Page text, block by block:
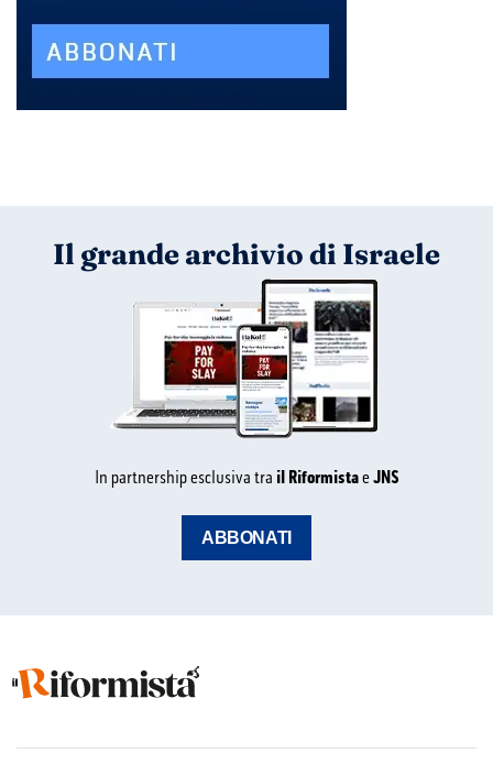
Il grande archivio di Israele
In partnership esclusiva tra il RiformistaeJNS
ABBONATI